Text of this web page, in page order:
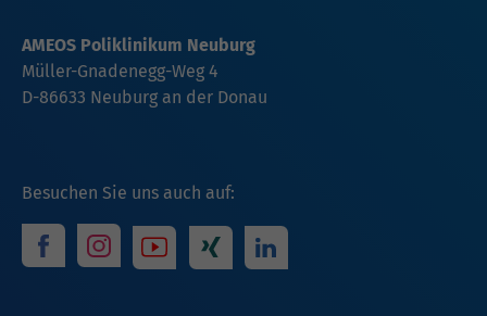
Besuchen Sie uns auch auf:
AMEOS Poliklinikum Neuburg
Müller-Gnadenegg-Weg 4
D-86633 Neuburg an der Donau